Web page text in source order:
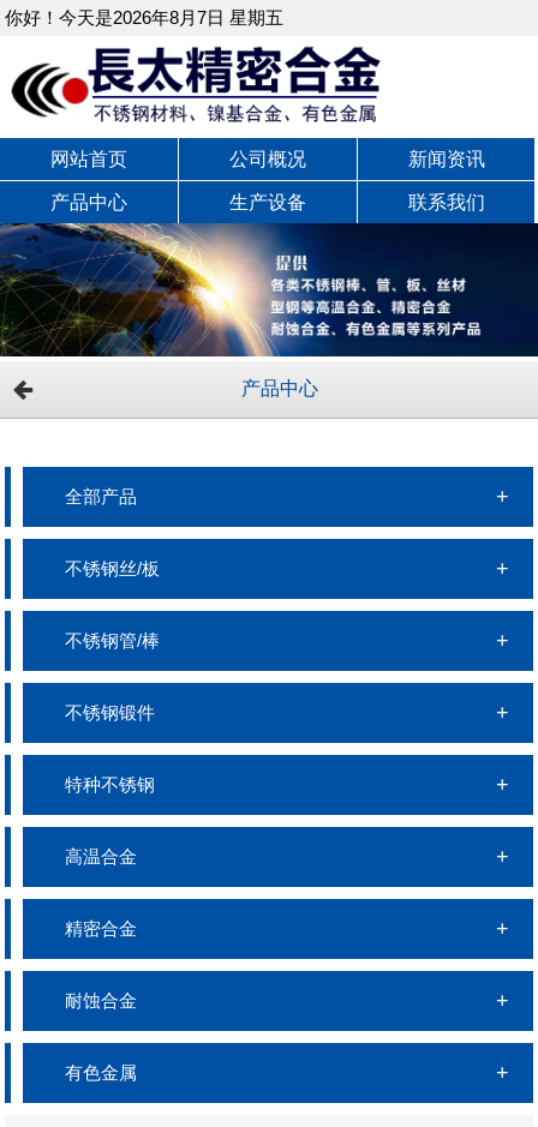
你好！今天是2026年8月7日 星期五
网站首页 公司概况 新闻资讯
产品中心 生产设备 联系我们
产品中心
全部产品
不锈钢丝/板
不锈钢管/棒
不锈钢锻件
特种不锈钢
高温合金
精密合金
耐蚀合金
有色金属